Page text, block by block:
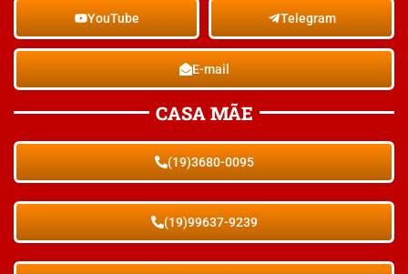
YouTube Telegram
E-mail
CASA MÃE
(19)3680-0095
(19)99637-9239